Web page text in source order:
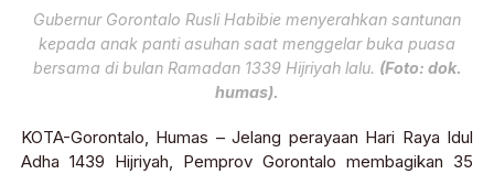
Gubernur Gorontalo Rusli Habibie menyerahkan santunan
kepada anak panti asuhan saat menggelar buka puasa
bersama di bulan Ramadan 1339 Hijriyah lalu. (Foto: dok.
humas).
KOTA-Gorontalo, Humas – Jelang perayaan Hari Raya Idul
Adha 1439 Hijriyah, Pemprov Gorontalo membagikan 35